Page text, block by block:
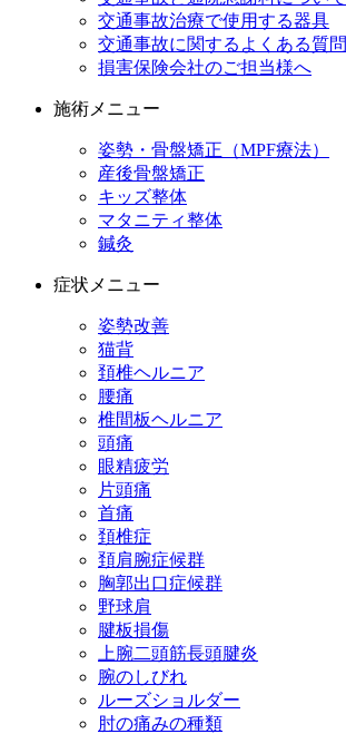
交通事故治療で使用する器具
交通事故に関するよくある質問
損害保険会社のご担当様へ
施術メニュー
姿勢・骨盤矯正（MPF療法）
産後骨盤矯正
キッズ整体
マタニティ整体
鍼灸
症状メニュー
姿勢改善
猫背
頚椎ヘルニア
腰痛
椎間板ヘルニア
頭痛
眼精疲労
片頭痛
首痛
頚椎症
頚肩腕症候群
胸郭出口症候群
野球肩
腱板損傷
上腕二頭筋長頭腱炎
腕のしびれ
ルーズショルダー
肘の痛みの種類